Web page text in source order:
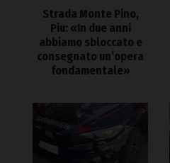
Strada Monte Pino,
Piu: «In due anni
abbiamo sbloccato e
consegnato un’opera
fondamentale»